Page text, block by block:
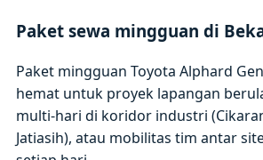
Paket sewa mingguan di
Paket mingguan Toyota Alphard
hemat untuk proyek lapangan
multi-hari di koridor industri
Jatiasih), atau mobilitas tim antar